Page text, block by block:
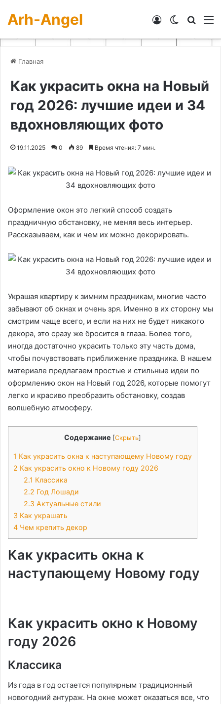
Arh-Angel Switch skin
Войти
Главная
Как украсить окна на Новый
год 2026: лучшие идеи и 34
вдохновляющих фото
19.11.2025 0 89 Время чтения: 7 мин.
Оформление окон это легкий способ создать
праздничную обстановку, не меняя весь интерьер.
Рассказываем, как и чем их можно декорировать.
Украшая квартиру к зимним праздникам, многие часто
забывают об окнах и очень зря. Именно в их сторону мы
смотрим чаще всего, и если на них не будет никакого
декора, это сразу же бросится в глаза. Более того,
иногда достаточно украсить только эту часть дома,
чтобы почувствовать приближение праздника. В нашем
материале предлагаем простые и стильные идеи по
оформлению окон на Новый год 2026, которые помогут
легко и красиво преобразить обстановку, создав
волшебную атмосферу.
Содержание [Скрыть]
1 Как украсить окна к наступающему Новому году
2 Как украсить окно к Новому году 2026
2.1 Классика
2.2 Год Лошади
2.3 Актуальные стили
3 Как украшать
4 Чем крепить декор
Как украсить окна к
наступающему Новому году
Как украсить окно к Новому
году 2026
Классика
Из года в год остается популярным традиционный
новогодний антураж. На окне может оказаться все, что